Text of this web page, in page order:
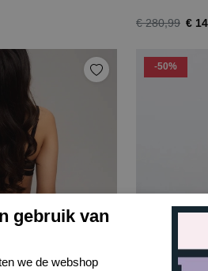
€ 280,99 €
-50%
gebruik van
we de webshop